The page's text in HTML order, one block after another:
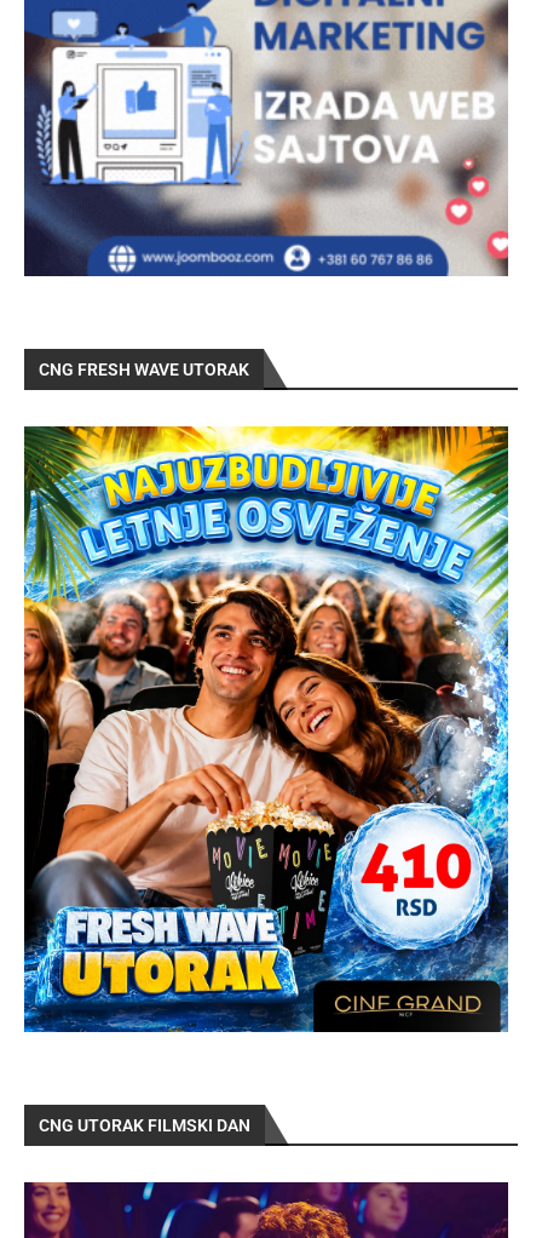
CNG FRESH WAVE UTORAK
CNG UTORAK FILMSKI DAN